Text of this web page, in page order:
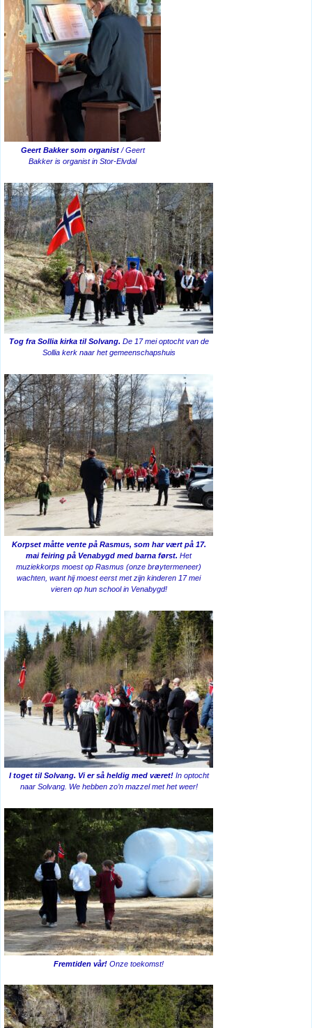
Geert Bakker som organist/ Geert
Bakker is organist in Stor-Elvdal
Tog fra Sollia kirka til Solvang. De 17 mei optocht van de
Sollia kerk naar het gemeenschapshuis
Korpset måtte vente på Rasmus, som har vært på 17.
mai feiring på Venabygd med barna først. Het
muziekkorps moest op Rasmus (onze brøytermeneer)
wachten, want hij moest eerst met zijn kinderen 17 mei
vieren op hun school in Venabygd!
I toget til Solvang. Vi er så heldig med været!In optocht
naar Solvang. We hebben zo’n mazzel met het weer!
Fremtiden vår! Onze toekomst!